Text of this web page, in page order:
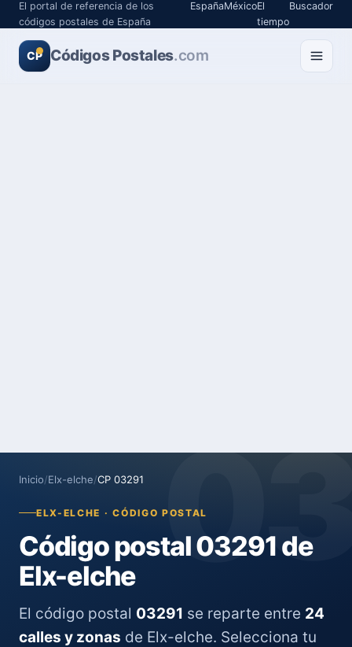
El portal de referencia de los
códigos postales de España
EspañaMéxicoEl
tiempo
Buscador
CP Códigos Postales.com
Inicio/Elx-elche/CP 03291
ELX-ELCHE · CÓDIGO POSTAL
Código postal 03291 de
Elx-elche
El código postal 03291 se reparte entre 24
calles y zonas de Elx-elche. Selecciona tu